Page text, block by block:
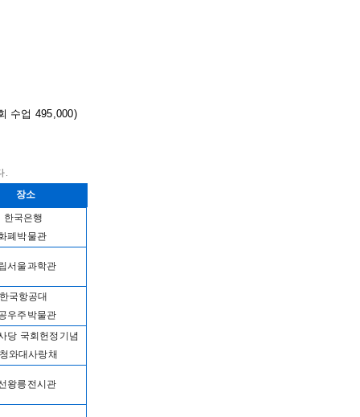
수업 495,000)
.
장소
한국은행
폐박물관
서울과학관
한국항공대
우주박물관
당 국회헌정기념
와대사랑채
왕릉전시관